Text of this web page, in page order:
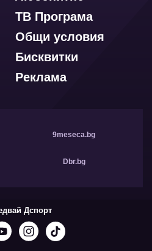
ТВ Програма
Общи условия
Бисквитки
Реклама
9meseca.bg
Dbr.bg
Дспорт